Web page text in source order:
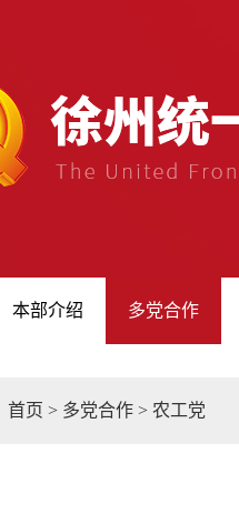
本部介绍 多党合作
首页 > 多党合作 > 农工党